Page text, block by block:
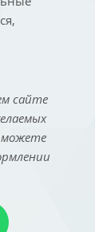
сайте
можете